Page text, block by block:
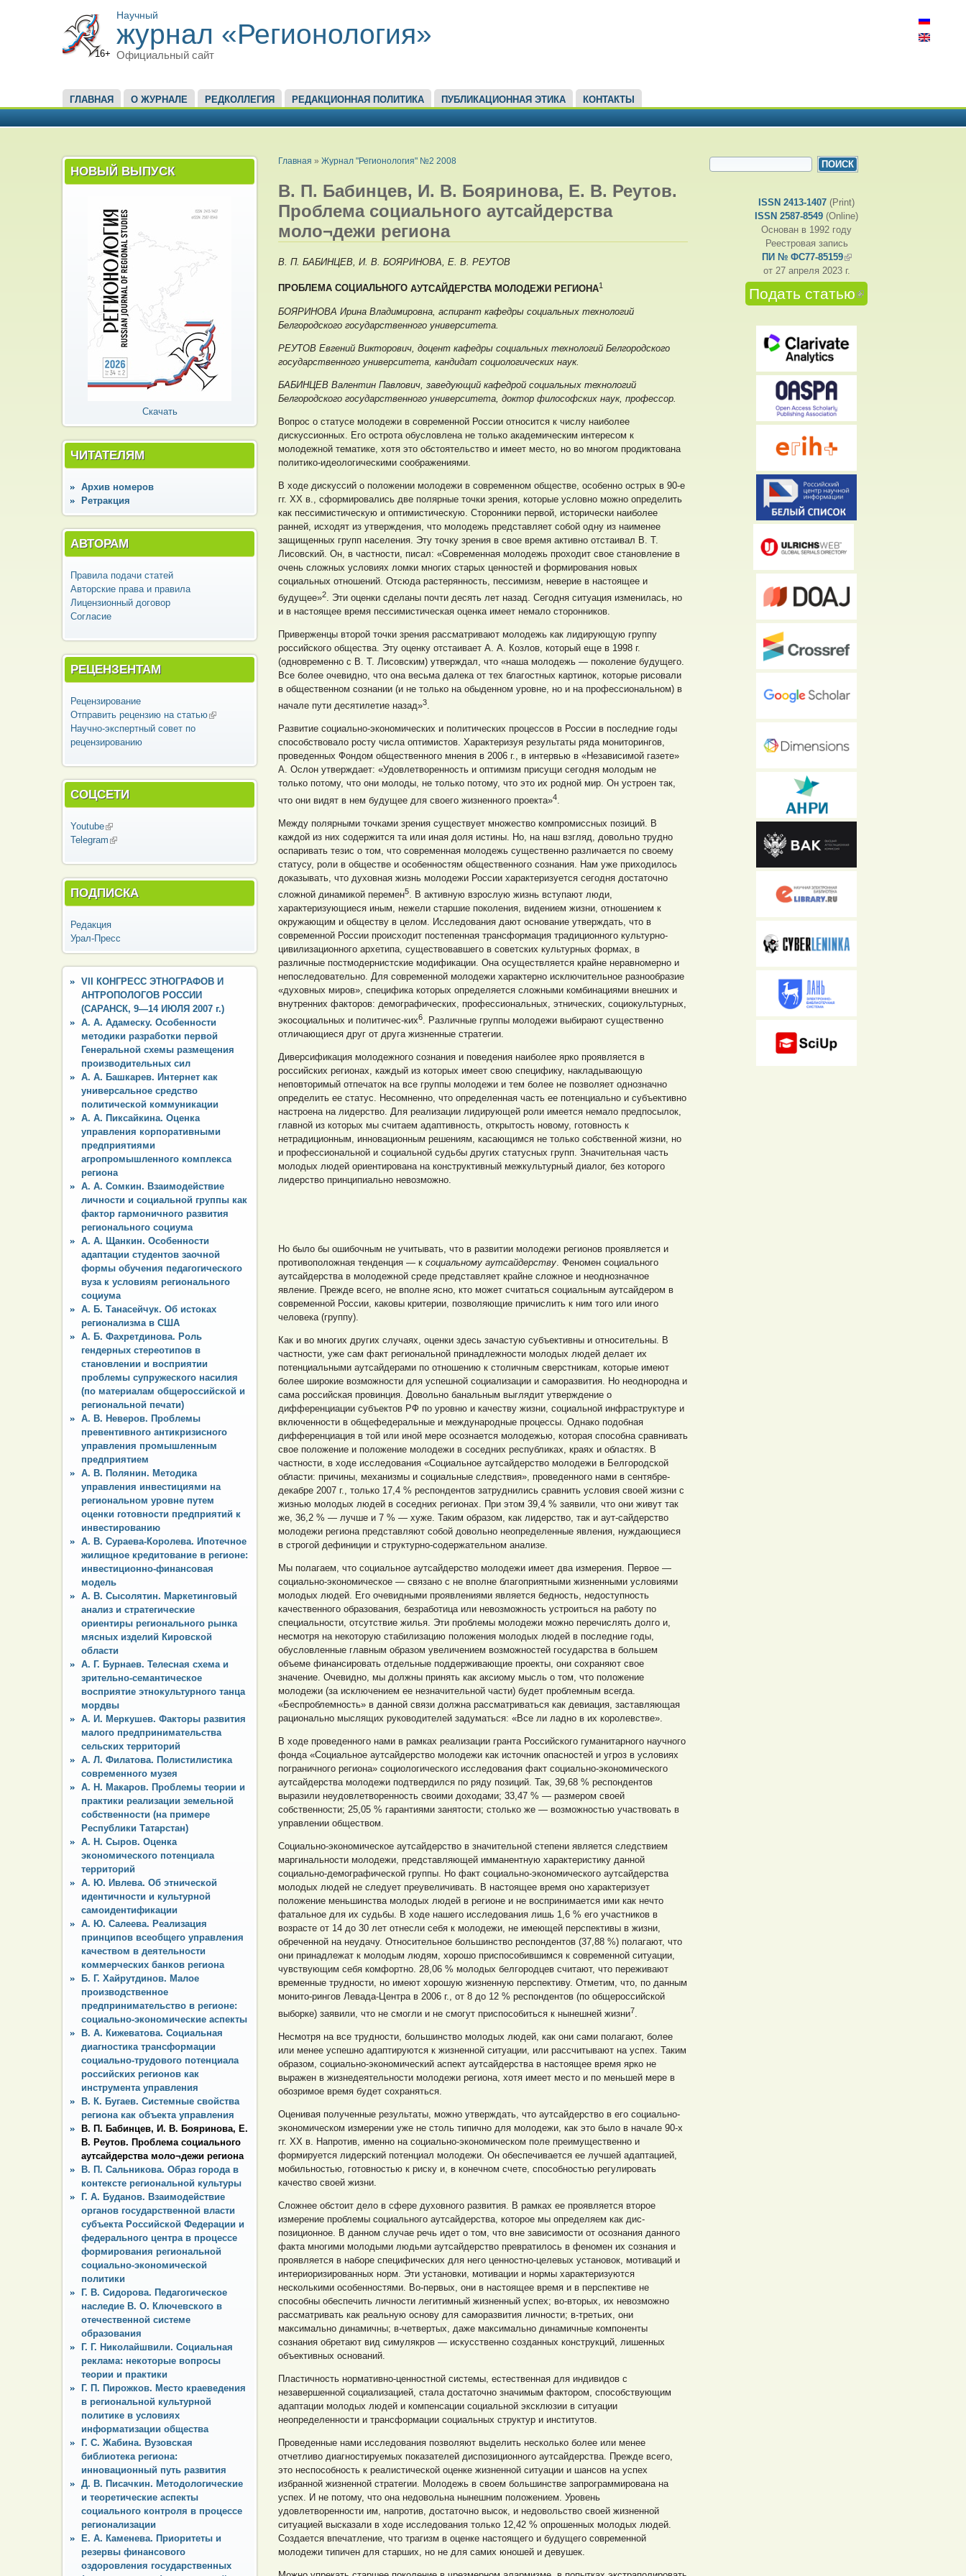
16+
Научный
журнал «Регионология»
Официальный сайт
ГЛАВНОЕ МЕНЮ
ГЛАВНАЯ О ЖУРНАЛЕ РЕДКОЛЛЕГИЯ РЕДАКЦИОННАЯ ПОЛИТИКА ПУБЛИКАЦИОННАЯ ЭТИКА КОНТАКТЫ
НОВЫЙ ВЫПУСК
Скачать
ЧИТАТЕЛЯМ
Архив номеров
Ретракция
АВТОРАМ
Правила подачи статей
Авторские права и правила
Лицензионный договор
Согласие
РЕЦЕНЗЕНТАМ
Рецензирование
Отправить рецензию на статью(внешняя
Научно-экспертный совет по
рецензированию
СОЦСЕТИ
Youtube(внешняя ссылка)
Telegram (внешняя ссылка)
ПОДПИСКА
Редакция
Урал-Пресс
VII КОНГРЕСС ЭТНОГРАФОВ И
АНТРОПОЛОГОВ РОССИИ
(САРАНСК, 9—14 ИЮЛЯ 2007 г.)
А. А. Адамеску. Особенности
методики разработки первой
Генеральной схемы размещения
производительных сил
А. А. Башкарев. Интернет как
универсальное средство
политической коммуникации
А. А. Пиксайкина. Оценка
управления корпоративными
предприятиями
агропромышленного комплекса
региона
А. А. Сомкин. Взаимодействие
личности и социальной группы как
фактор гармоничного развития
регионального социума
А. А. Щанкин. Особенности
адаптации студентов заочной
формы обучения педагогического
вуза к условиям регионального
социума
А. Б. Танасейчук. Об истоках
регионализма в США
А. Б. Фахретдинова. Роль
гендерных стереотипов в
становлении и восприятии
проблемы супружеского насилия
(по материалам общероссийской и
региональной печати)
А. В. Неверов. Проблемы
превентивного антикризисного
управления промышленным
предприятием
А. В. Полянин. Методика
управления инвестициями на
региональном уровне путем
оценки готовности предприятий к
инвестированию
А. В. Сураева-Королева. Ипотечное
жилищное кредитование в регионе:
инвестиционно-финансовая
модель
А. В. Сысолятин. Маркетинговый
анализ и стратегические
ориентиры регионального рынка
мясных изделий Кировской
области
А. Г. Бурнаев. Телесная схема и
зрительно-семантическое
восприятие этнокультурного танца
мордвы
А. И. Меркушев. Факторы развития
малого предпринимательства
сельских территорий
А. Л. Филатова. Полистилистика
современного музея
А. Н. Макаров. Проблемы теории и
практики реализации земельной
собственности (на примере
Республики Татарстан)
А. Н. Сыров. Оценка
экономического потенциала
территорий
А. Ю. Ивлева. Об этнической
идентичности и культурной
самоидентификации
А. Ю. Салеева. Реализация
принципов всеобщего управления
качеством в деятельности
коммерческих банков региона
Б. Г. Хайрутдинов. Малое
производственное
предпринимательство в регионе:
социально-экономические аспекты
В. А. Кижеватова. Социальная
диагностика трансформации
социально-трудового потенциала
российских регионов как
инструмента управления
В. К. Бугаев. Системные свойства
региона как объекта управления
В. П. Бабинцев, И. В. Бояринова, Е.
В. Реутов. Проблема социального
аутсайдерства моло¬дежи региона
В. П. Сальникова. Образ города в
контексте региональной культуры
Г. А. Буданов. Взаимодействие
органов государственной власти
субъекта Российской Федерации и
федерального центра в процессе
формирования региональной
социально-экономической
политики
Г. В. Сидорова. Педагогическое
наследие В. О. Ключевского в
отечественной системе
образования
Г. Г. Николайшвили. Социальная
реклама: некоторые вопросы
теории и практики
Г. П. Пирожков. Место краеведения
в региональной культурной
политике в условиях
информатизации общества
Г. С. Жабина. Вузовская
библиотека региона:
инновационный путь развития
Д. В. Писачкин. Методологические
и теоретические аспекты
социального контроля в процессе
регионализации
Е. А. Каменева. Приоритеты и
резервы финансового
оздоровления государственных
ВЫ ЗДЕСЬ
Главная » Журнал "Регионология" №2 2008
В. П. Бабинцев, И. В. Бояринова, Е. В. Реутов.
Проблема социального аутсайдерства
моло¬дежи региона
В. П. БАБИНЦЕВ, И. В. БОЯРИНОВА, Е. В. РЕУТОВ
ПРОБЛЕМА СОЦИАЛЬНОГО АУТСАЙДЕРСТВА МОЛОДЕЖИ РЕГИОНА1
БОЯРИНОВА Ирина Владимировна, аспирант кафедры социальных технологий
Белгородского государственного университета.
РЕУТОВ Евгений Викторович, доцент кафедры социальных технологий Белгородского
государственного университета, кандидат социологических наук.
БАБИНЦЕВ Валентин Павлович, заведующий кафедрой социальных технологий
Белгородского государственного университета, доктор философских наук, профессор.
Вопрос о статусе молодежи в современной России относится к числу наиболее
дискуссионных. Его острота обусловлена не только академическим интересом к
молодежной тематике, хотя это обстоятельство и имеет место, но во многом продиктована
политико-идеологическими соображениями.
В ходе дискуссий о положении молодежи в современном обществе, особенно острых в 90-е
гг. ХХ в., сформировались две полярные точки зрения, которые условно можно определить
как пессимистическую и оптимистическую. Сторонники первой, исторически наиболее
ранней, исходят из утверждения, что молодежь представляет собой одну из наименее
защищенных групп населения. Эту точку зрения в свое время активно отстаивал В. Т.
Лисовский. Он, в частности, писал: «Современная молодежь проходит свое становление в
очень сложных условиях ломки многих старых ценностей и формирования новых
социальных отношений. Отсюда растерянность, пессимизм, неверие в настоящее и
будущее»2. Эти оценки сделаны почти десять лет назад. Сегодня ситуация изменилась, но
и в настоящее время пессимистическая оценка имеет немало сторонников.
Приверженцы второй точки зрения рассматривают молодежь как лидирующую группу
российского общества. Эту оценку отстаивает А. А. Козлов, который еще в 1998 г.
(одновременно с В. Т. Лисовским) утверждал, что «наша молодежь — поколение будущего.
Все более очевидно, что она весьма далека от тех благостных картинок, которые рисовали
в общественном сознании (и не только на обыденном уровне, но и на профессиональном) в
начале пути десятилетие назад»3.
Развитие социально-экономических и политических процессов в России в последние годы
способствовало росту числа оптимистов. Характеризуя результаты ряда мониторингов,
проведенных Фондом общественного мнения в 2006 г., в интервью в «Независимой газете»
А. Ослон утверждает: «Удовлетворенность и оптимизм присущи сегодня молодым не
только потому, что они молоды, не только потому, что это их родной мир. Он устроен так,
что они видят в нем будущее для своего жизненного проекта»4
Между полярными точками зрения существует множество компромиссных позиций. В
каждой из них содержится та или иная доля истины. Но, на наш взгляд, довольно трудно
оспаривать тезис о том, что современная молодежь существенно различается по своему
статусу, роли в обществе и особенностям общественного сознания. Нам уже приходилось
доказывать, что духовная жизнь молодежи России характеризуется сегодня достаточно
сложной динамикой перемен5. В активную взрослую жизнь вступают люди,
характеризующиеся иным, нежели старшие поколения, видением жизни, отношением к
окружающим и обществу в целом. Исследования дают основание утверждать, что в
современной России происходит постепенная трансформация традиционного культурно-
цивилизационного архетипа, существовавшего в советских культурных формах, в
различные постмодернистские модификации. Она осуществляется крайне неравномерно и
непоследовательно. Для современной молодежи характерно исключительное разнообразие
«духовных миров», специфика которых определяется сложными комбинациями внешних и
внутренних факторов: демографических, профессиональных, этнических, социокультурных,
экосоциальных и политичес-ких6. Различные группы молодежи выбирают существенно
отличающиеся друг от друга жизненные стратегии.
Диверсификация молодежного сознания и поведения наиболее ярко проявляется в
российских регионах, каждый из которых имеет свою специфику, накладывающую
неповторимый отпечаток на все группы молодежи и тем более не позволяет однозначно
определить ее статус. Несомненно, что определенная часть ее потенциально и субъективно
настроена на лидерство. Для реализации лидирующей роли имеется немало предпосылок,
главной из которых мы считаем адаптивность, открытость новому, готовность к
нетрадиционным, инновационным решениям, касающимся не только собственной жизни, но
и профессиональной и социальной судьбы других статусных групп. Значительная часть
молодых людей ориентирована на конструктивный межкультурный диалог, без которого
лидерство принципиально невозможно.
Но было бы ошибочным не учитывать, что в развитии молодежи регионов проявляется и
противоположная тенденция — к социальному аутсайдерству. Феномен социального
аутсайдерства в молодежной среде представляет крайне сложное и неоднозначное
явление. Прежде всего, не вполне ясно, кто может считаться социальным аутсайдером в
современной России, каковы критерии, позволяющие причислить к ним того или иного
человека (группу).
Как и во многих других случаях, оценки здесь зачастую субъективны и относительны. В
частности, уже сам факт региональной принадлежности молодых людей делает их
потенциальными аутсайдерами по отношению к столичным сверстникам, которые имеют
более широкие возможности для успешной социализации и саморазвития. Но неоднородна и
сама российская провинция. Довольно банальным выглядит утверждение о
дифференциации субъектов РФ по уровню и качеству жизни, социальной инфраструктуре и
включенности в общефедеральные и международные процессы. Однако подобная
дифференциация в той или иной мере осознается молодежью, которая способна сравнивать
свое положение и положение молодежи в соседних республиках, краях и областях. В
частности, в ходе исследования «Социальное аутсайдерство молодежи в Белгородской
области: причины, механизмы и социальные следствия», проведенного нами в сентябре-
декабре 2007 г., только 17,4 % респондентов затруднились сравнить условия своей жизни с
жизнью молодых людей в соседних регионах. При этом 39,4 % заявили, что они живут так
же, 36,2 % — лучше и 7 % — хуже. Таким образом, как лидерство, так и аут-сайдерство
молодежи региона представляют собой довольно неопределенные явления, нуждающиеся
в строгой дефиниции и структурно-содержательном анализе.
Мы полагаем, что социальное аутсайдерство молодежи имеет два измерения. Первое —
социально-экономическое — связано с не вполне благоприятными жизненными условиями
молодых людей. Его очевидными проявлениями является бедность, недоступность
качественного образования, безработица или невозможность устроиться на работу по
специальности, отсутствие жилья. Эти проблемы молодежи можно перечислять долго и,
несмотря на некоторую стабилизацию положения молодых людей в последние годы,
обусловленные главным образом увеличением возможностей государства в большем
объеме финансировать отдельные поддерживающие проекты, они сохраняют свое
значение. Очевидно, мы должны принять как аксиому мысль о том, что положение
молодежи (за исключением ее незначительной части) будет проблемным всегда.
«Беспроблемность» в данной связи должна рассматриваться как девиация, заставляющая
рационально мыслящих руководителей задуматься: «Все ли ладно в их королевстве».
В ходе проведенного нами в рамках реализации гранта Российского гуманитарного научного
фонда «Социальное аутсайдерство молодежи как источник опасностей и угроз в условиях
пограничного региона» социологического исследования факт социально-экономического
аутсайдерства молодежи подтвердился по ряду позиций. Так, 39,68 % респондентов
выразили неудовлетворенность своими доходами; 33,47 % — размером своей
собственности; 25,05 % гарантиями занятости; столько же — возможностью участвовать в
управлении обществом.
Социально-экономическое аутсайдерство в значительной степени является следствием
маргинальности молодежи, представляющей имманентную характеристику данной
социально-демографической группы. Но факт социально-экономического аутсайдерства
молодых людей не следует преувеличивать. В настоящее время оно характеризует
положение меньшинства молодых людей в регионе и не воспринимается ими как нечто
фатальное для их судьбы. В ходе нашего исследования лишь 1,6 % его участников в
возрасте от 14 до 30 лет отнесли себя к молодежи, не имеющей перспективы в жизни,
обреченной на неудачу. Относительное большинство респондентов (37,88 %) полагают, что
они принадлежат к молодым людям, хорошо приспособившимся к современной ситуации,
чувствующим себя комфортно. 28,06 % молодых белгородцев считают, что переживают
временные трудности, но имеют хорошую жизненную перспективу. Отметим, что, по данным
монито-рингов Левада-Центра в 2006 г., от 8 до 12 % респондентов (по общероссийской
выборке) заявили, что не смогли и не смогут приспособиться к нынешней жизни7
Несмотря на все трудности, большинство молодых людей, как они сами полагают, более
или менее успешно адаптируются к жизненной ситуации, или рассчитывают на успех. Таким
образом, социально-экономический аспект аутсайдерства в настоящее время ярко не
выражен в жизнедеятельности молодежи региона, хотя имеет место и по меньшей мере в
обозримое время будет сохраняться.
Оценивая полученные результаты, можно утверждать, что аутсайдерство в его социально-
экономическом измерении уже не столь типично для молодежи, как это было в начале 90-х
гг. ХХ в. Напротив, именно на социально-экономическом поле преимущественно и
формируется лидерский потенциал молодежи. Он обеспечивается ее лучшей адаптацией,
мобильностью, готовностью к риску и, в конечном счете, способностью регулировать
качество своей жизни.
Сложнее обстоит дело в сфере духовного развития. В рамках ее проявляется второе
измерение проблемы социального аутсайдерства, которое мы определяем как дис-
позиционное. В данном случае речь идет о том, что вне зависимости от осознания данного
факта многими молодыми людьми аутсайдерство превратилось в феномен их сознания и
проявляется в наборе специфических для него ценностно-целевых установок, мотиваций и
интериоризированных норм. Эти установки, мотивации и нормы характеризуются
несколькими особенностями. Во-первых, они в настоящее время и в перспективе не
способны обеспечить личности легитимный жизненный успех; во-вторых, их невозможно
рассматривать как реальную основу для саморазвития личности; в-третьих, они
максимально динамичны; в-четвертых, даже максимально динамичные компоненты
сознания обретают вид симулякров — искусственно созданных конструкций, лишенных
объективных оснований.
Пластичность нормативно-ценностной системы, естественная для индивидов с
незавершенной социализацией, стала достаточно значимым фактором, способствующим
адаптации молодых людей и компенсации социальной эксклюзии в ситуации
неопределенности и трансформации социальных структур и институтов.
Проведенные нами исследования позволяют выделить несколько более или менее
отчетливо диагностируемых показателей диспозиционного аутсайдерства. Прежде всего,
это неспособность к реалистической оценке жизненной ситуации и шансов на успех
избранной жизненной стратегии. Молодежь в своем большинстве запрограммирована на
успех. И не потому, что она недовольна нынешним положением. Уровень
удовлетворенности им, напротив, достаточно высок, и недовольство своей жизненной
ситуацией высказали в ходе исследования только 12,42 % опрошенных молодых людей.
Создается впечатление, что трагизм в оценке настоящего и будущего современной
молодежи типичен для старших, но не для самих юношей и девушек.
ФОРМА ПОИСКА
ISSN 2413-1407 (Print)
ISSN 2587-8549 (Online)
Основан в 1992 году
Реестровая запись
ПИ № ФС77-85159(внешняя ссылка)
от 27 апреля 2023 г.
Подать статью